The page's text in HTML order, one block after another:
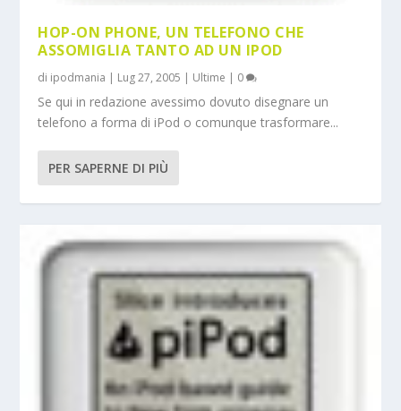
HOP-ON PHONE, UN TELEFONO CHE
ASSOMIGLIA TANTO AD UN IPOD
di ipodmania | Lug 27, 2005 | Ultime | 0
Se qui in redazione avessimo dovuto disegnare un
telefono a forma di iPod o comunque trasformare...
PER SAPERNE DI PIÙ